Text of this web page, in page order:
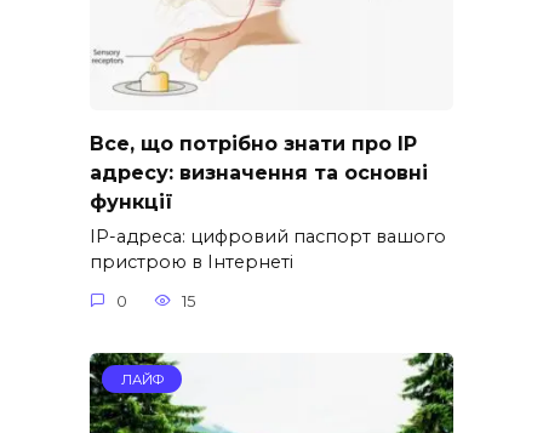
Все, що потрібно знати про IP
адресу: визначення та основні
функції
IP-адреса: цифровий паспорт вашого
пристрою в Інтернеті
0 15
ЛАЙФ